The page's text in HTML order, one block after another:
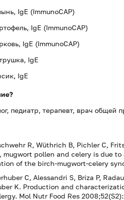
IgE (ImmunoCAP)
IgE (ImmunoCAP)
IgE (ImmunoCAP)
IgE
IgE
педиатр, терапевт, врач общей
R, Wüthrich B, Pichler C,
mugwort pollen and celery is due
of the birch-mugwort-celery
C, Alessandri S, Briza P,
K. Production and
Mol Nutr Food Res